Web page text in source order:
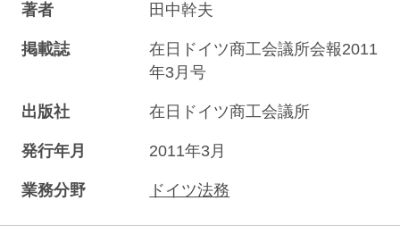
著者 田中幹夫
掲載誌
在日ドイツ商工会議所会報2011
年3月号
出版社 在日ドイツ商工会議所
発行年月 2011年3月
業務分野 ドイツ法務